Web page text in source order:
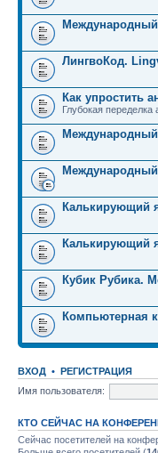
ЛингвоКод.
Как упростить
Глубокая переделка
Калькирующий
Калькирующий
Кубик Рубика.
Компьютерная
ВХОД • РЕГИСТРАЦИЯ
Имя пользователя:
КТО СЕЙЧАС НА
Сейчас посетителей на